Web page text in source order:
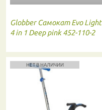
Globber Самокат Evo Light
4 in 1 Deep pink 452-110-2
НЕТ В НАЛИЧИИ